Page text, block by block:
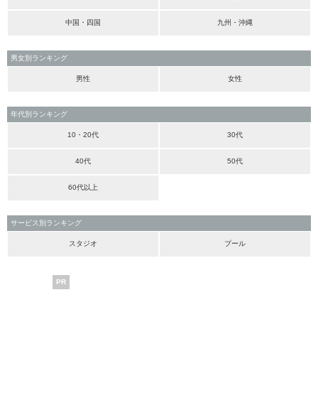
中国・四国 九州・沖縄
男女別ランキング
男性 女性
年代別ランキング
10・20代 30代
40代 50代
60代以上
サービス別ランキング
スタジオ プール
PR